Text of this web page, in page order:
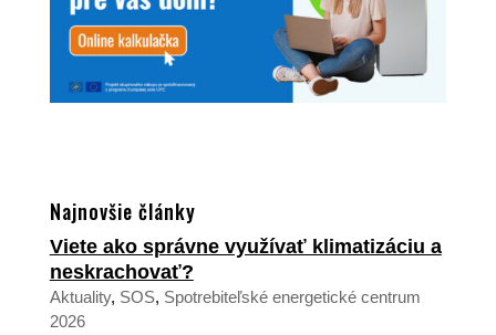
Najnovšie články
Viete ako správne využívať klimatizáciu a
neskrachovať?
Aktuality, SOS, Spotrebiteľské energetické centrum
2026